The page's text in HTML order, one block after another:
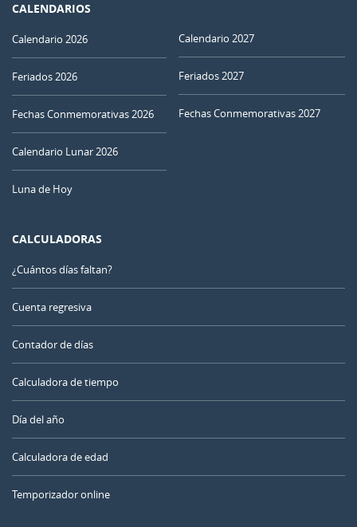
CALENDARIOS
Calendario 2026
Feriados 2026
Fechas Conmemorativas 2026
Calendario Lunar 2026
Luna de Hoy
Calendario 2027
Feriados 2027
Fechas Conmemorativas 2027
CALCULADORAS
¿Cuántos días faltan?
Cuenta regresiva
Contador de días
Calculadora de tiempo
Día del año
Calculadora de edad
Temporizador online